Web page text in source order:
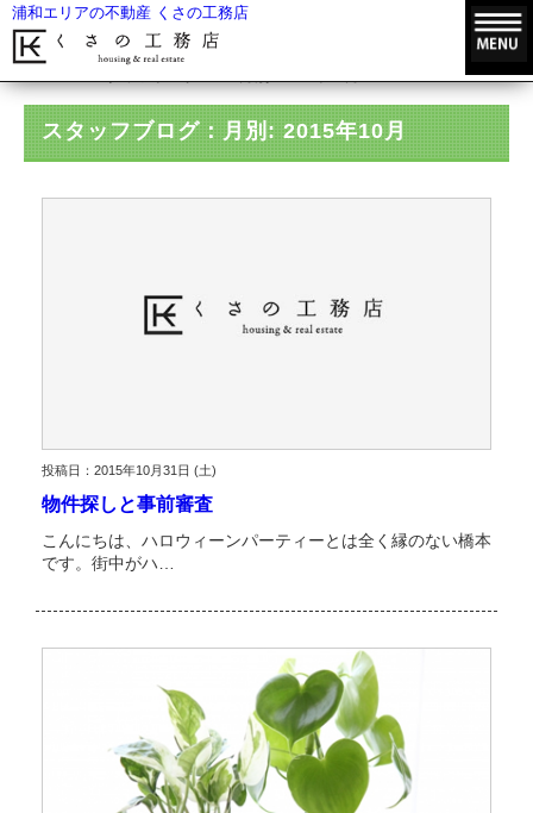
浦和エリアの不動産 くさの工務店
スタッフブログ：月別: 2015年10月
投稿日：2015年10月31日 (土)
物件探しと事前審査
こんにちは、ハロウィーンパーティーとは全く縁のない橋本
です。街中がハ…